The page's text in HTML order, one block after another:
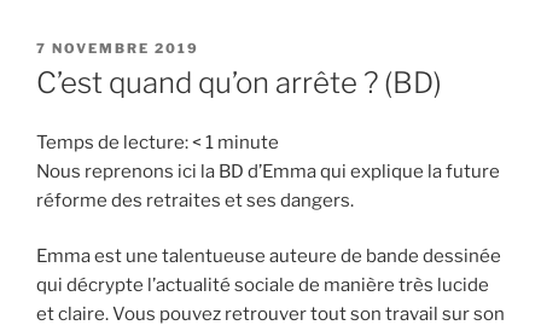
PUBLIÉ
LE
7 NOVEMBRE 2019
C’est quand qu’on arrête ? (BD)
Temps de lecture:< 1 minute
Nous reprenons ici la BD d’Emma qui explique la future
réforme des retraites et ses dangers.
Emma est une talentueuse auteure de bande dessinée
qui décrypte l’actualité sociale de manière très lucide
et claire. Vous pouvez retrouver tout son travail sur son